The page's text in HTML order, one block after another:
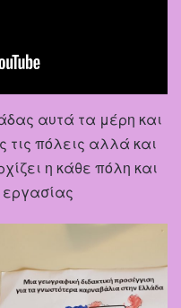
αυτά τα μέρη και
τις πόλεις αλλά και
η κάθε πόλη και